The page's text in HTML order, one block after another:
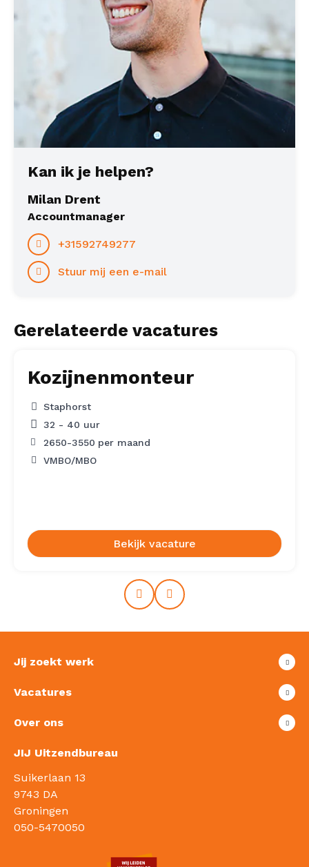
Kan ik je helpen?
Milan Drent
Accountmanager
+31592749277
Stuur mij een e-mail
Gerelateerde vacatures
Kozijnenmonteur
Staphorst
32 - 40 uur
2650-3550 per maand
VMBO/MBO
Bekijk vacature
Prev Next
Jij zoekt werk
Vacatures
Over ons
JIJ Uitzendbureau
Suikerlaan 13
9743 DA
Groningen
050-5470050